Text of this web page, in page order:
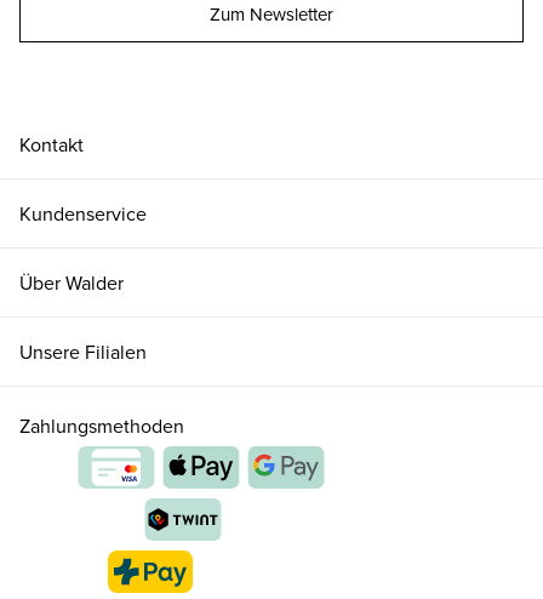
Kontakt
Kundenservice
Über Walder
Unsere Filialen
Zum Newsletter
Zahlungsmethoden